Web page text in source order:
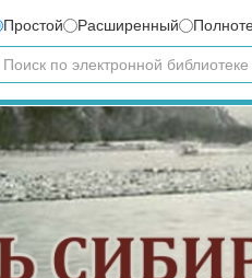
Простой Расширенный